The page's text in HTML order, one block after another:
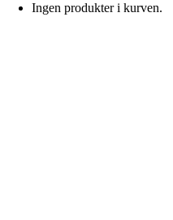
Ingen produkter i kurven.